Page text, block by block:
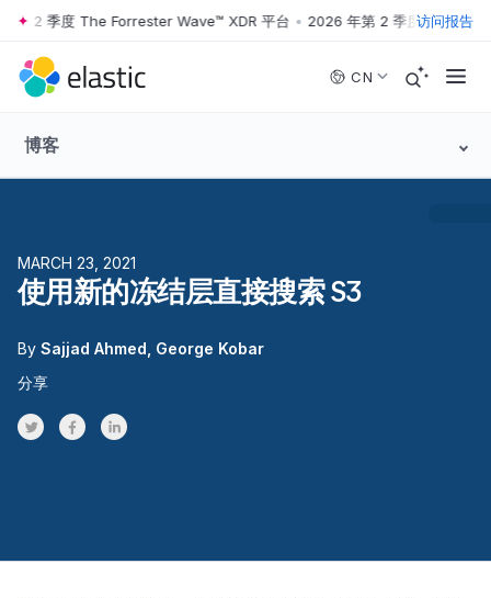
Skip to main content
2 季度 The Forrester Wave™ XDR 平台 • 2026 年第 2 季度 The访问报告
CN
博客
MARCH 23, 2021
使用新的冻结层直接搜索 S3
By Sajjad Ahmed George Kobar
分享
Share on Twitter
Share on Facebook
Share on LinkedInr